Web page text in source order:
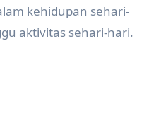
kehidupan sehari-
aktivitas sehari-hari.